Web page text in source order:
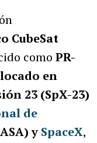
CubeSat
como PR-
en
23 (SpX-23)
de
y SpaceX,